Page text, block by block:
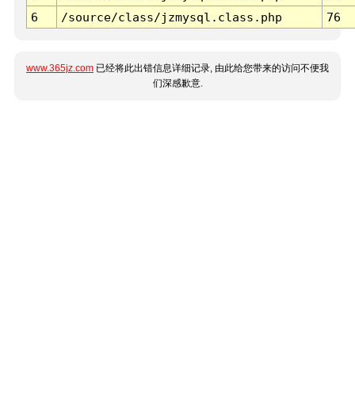
6
/source/class/jzmysql.class.php 76
www.365jz.com 已经将此出错信息详细记录, 由此给您带来的访问不便我
们深感歉意.